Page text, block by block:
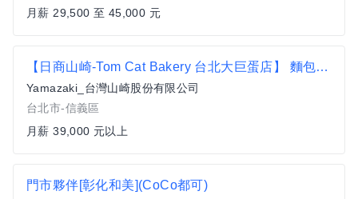
月薪 29,500 至 45,000 元
【日商山崎-Tom Cat Bakery 台北大巨蛋店】 麵包製作-正職-籌備中
Yamazaki_台灣山崎股份有限公司
台北市-信義區
月薪 39,000 元以上
門市夥伴[彰化和美](CoCo都可)